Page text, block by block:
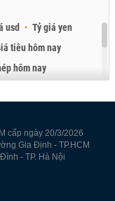
usd
Tỷ giá yen
tiêu hôm nay
hôm nay
cấp ngày 20/3/2026
Gia Định - TP.HCM
- TP. Hà Nội